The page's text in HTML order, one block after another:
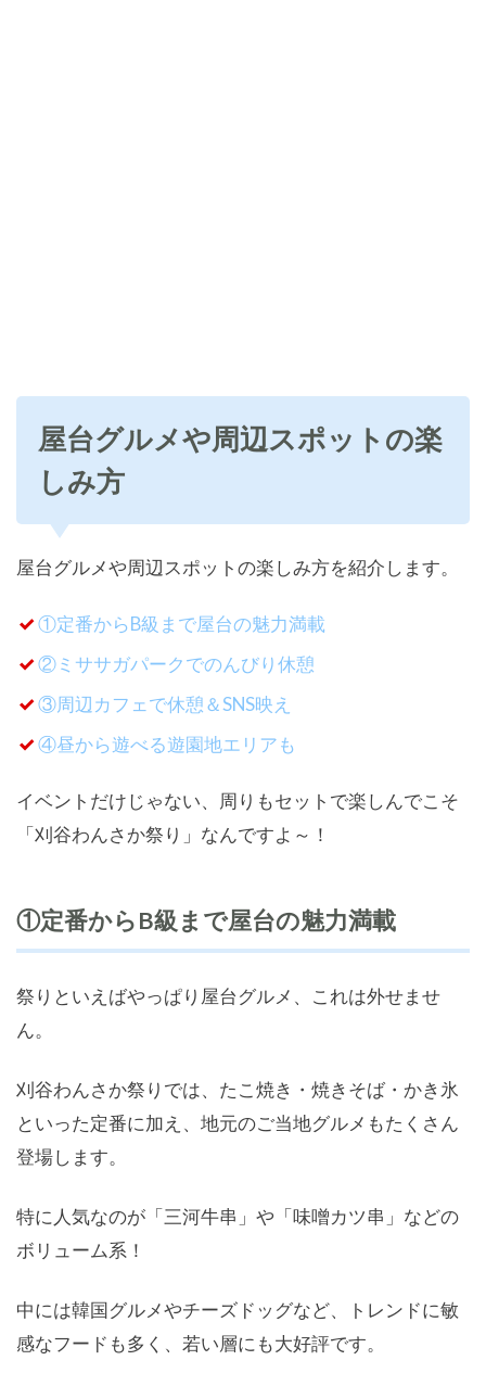
屋台グルメや周辺スポットの楽
しみ方
屋台グルメや周辺スポットの楽しみ方を紹介します。
①定番からB級まで屋台の魅力満載
②ミササガパークでのんびり休憩
③周辺カフェで休憩＆SNS映え
④昼から遊べる遊園地エリアも
イベントだけじゃない、周りもセットで楽しんでこそ
「刈谷わんさか祭り」なんですよ～！
①定番からB級まで屋台の魅力満載
祭りといえばやっぱり屋台グルメ、これは外せませ
ん。
刈谷わんさか祭りでは、たこ焼き・焼きそば・かき氷
といった定番に加え、地元のご当地グルメもたくさん
登場します。
特に人気なのが「三河牛串」や「味噌カツ串」などの
ボリューム系！
中には韓国グルメやチーズドッグなど、トレンドに敏
感なフードも多く、若い層にも大好評です。